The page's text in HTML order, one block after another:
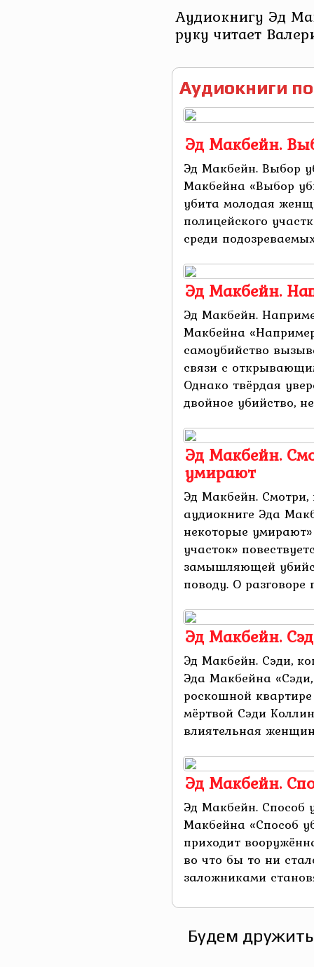
Аудиокнигу Эд
руку читает
Аудиокниги
Эд Макбейн.
Эд Макбейн. Выбор
Макбейна «Выбор
убита молодая
полицейского
среди
Эд Макбейн.
Эд Макбейн.
Макбейна
самоубийство
связи с
Однако твёрдая
двойное убийство,
Эд Макбейн.
умирают
Эд Макбейн.
аудиокниге Эда
некоторые
участок»
замышляющей
поводу. О разговоре
Эд Макбейн.
Эд Макбейн. Сэди,
Эда Макбейна
роскошной
мёртвой Сэди
влиятельная
Эд Макбейн.
Эд Макбейн. Способ
Макбейна «Способ
приходит
во что бы то ни
заложниками
Будем